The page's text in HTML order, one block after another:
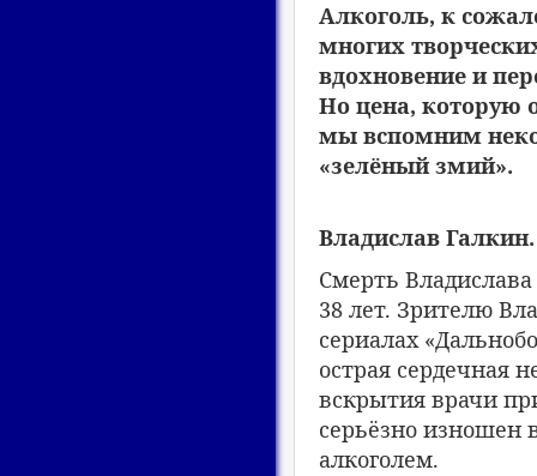
Алкоголь, к
многих
вдохновение и
Но цена, которую
мы вспомним
«зелёный змий».
Владислав Галкин.
Смерть
38 лет. Зрителю
сериалах
острая сердечная
вскрытия врачи
серьёзно изношен
алкоголем.